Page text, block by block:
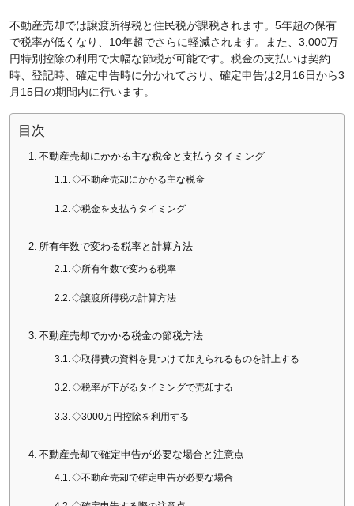
不動産売却では譲渡所得税と住民税が課税されます。5年超の保有
で税率が低くなり、10年超でさらに軽減されます。また、3,000万
円特別控除の利用で大幅な節税が可能です。税金の支払いは契約
時、登記時、確定申告時に分かれており、確定申告は2月16日から3
月15日の期間内に行います。
目次
不動産売却にかかる主な税金と支払うタイミング
◇不動産売却にかかる主な税金
◇税金を支払うタイミング
所有年数で変わる税率と計算方法
◇所有年数で変わる税率
◇譲渡所得税の計算方法
不動産売却でかかる税金の節税方法
◇取得費の資料を見つけて加えられるものを計上する
◇税率が下がるタイミングで売却する
◇3000万円控除を利用する
不動産売却で確定申告が必要な場合と注意点
◇不動産売却で確定申告が必要な場合